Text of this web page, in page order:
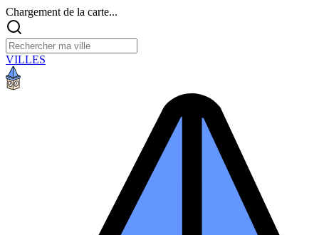
Chargement de la carte...
VILLES